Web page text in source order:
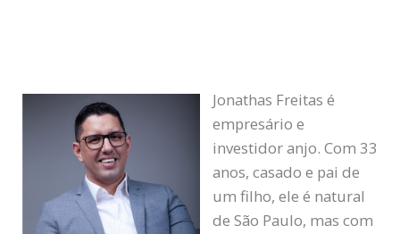
Jonathas Freitas é
empresário e
investidor anjo. Com 33
anos, casado e pai de
um filho, ele é natural
de São Paulo, mas com